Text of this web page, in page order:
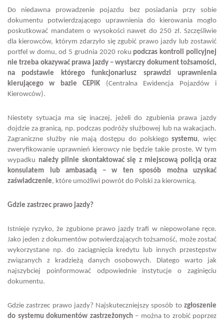
Do niedawna prowadzenie pojazdu bez posiadania przy sobie
dokumentu potwierdzającego uprawnienia do kierowania mogło
poskutkować mandatem o wysokości nawet do 250 zł. Szczęśliwie
dla kierowców, którym zdarzyło się zgubić prawo jazdy lub zostawić
portfel w domu, od 5 grudnia 2020 roku podczas kontroli policyjnej
nie trzeba okazywać prawa jazdy – wystarczy dokument tożsamości,
na podstawie którego funkcjonariusz sprawdzi uprawnienia
kierującego w bazie CEPiK (Centralna Ewidencja Pojazdów i
Kierowców).
Niestety sytuacja ma się inaczej, jeżeli do zgubienia prawa jazdy
dojdzie za granicą, np. podczas podróży służbowej lub na wakacjach.
Zagraniczne służby nie mają dostępu do polskiegosystemu, więc
zweryfikowanie uprawnień kierowcy nie będzie takie proste. W tym
wypadku należy pilnie skontaktować się z miejscową policją oraz
konsulatem lub ambasadą – w ten sposób można uzyskać
zaświadczenie, które umożliwi powrót do Polski za kierownicą.
Gdzie zastrzec prawo jazdy?
Istnieje ryzyko, że zgubione prawo jazdy trafi w niepowołane ręce.
Jako jeden z dokumentów potwierdzających tożsamość, może zostać
wykorzystane np. do zaciągnięcia kredytu lub innych przestępstw
związanych z kradzieżą danych osobowych. Dlatego warto jak
najszybciej poinformować odpowiednie instytucje o zaginięciu
dokumentu.
Gdzie zastrzec prawo jazdy? Najskuteczniejszy sposób to zgłoszenie
do systemu dokumentów zastrzeżonych– można to zrobić poprzez